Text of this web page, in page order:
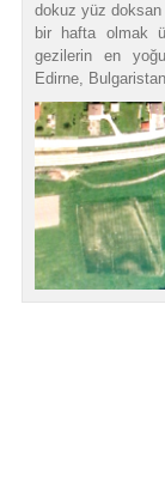
dokuz yüz doksan
bir hafta olmak
gezilerin en
Edirne,